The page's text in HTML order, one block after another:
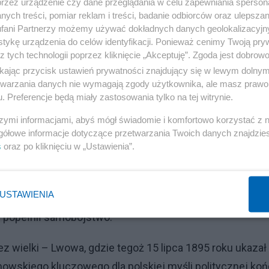
naszych zmagań z Krzyżakami (czyli de facto
właśnie z Krakowem. Właśnie tam 15 lipca 1888
co było wielką zasługą Władysława Marcjana
pedagoga, specjalisty muzyki poważnej,
„ojciec chrzestny”, jak wspomniałem, krakowskiej
z zawodu lekarza Tadeusza Boya-Żeleńskiego,
w 1941 roku. Miał też dwóch innych synów,
właściciel i szef pierwszego w historii Krakowa
do dziś w budynku tej fabryczki mieści się Muzeum
jako oficer ordynansowy polskiego
Drugi syn- Edward Żeleński urzędnik bankowy i
samobójstwo.
wielki – Lwowa, gdzie tegoż 15 lipca 1895 roku ukazał
kluczowego dla polskiej myśli politycznej
treści, pomiar reklam i treści, badanie odbiorców oraz
Partnerzy możemy używać dokładnych danych
urządzenia do celów identyfikacji. Ponieważ cenimy Twoją
tych technologii poprzez kliknięcie „Akceptuję”. Zgoda jest
przycisk ustawień prywatności znajdujący się w lewym
danych nie wymagają zgody użytkownika, ale masz
Preferencje będą miały zastosowania tylko na tej witrynie.
informacjami, abyś mógł świadomie i komfortowo korzystać z
informacje dotyczące przetwarzania Twoich danych
oraz po kliknięciu w „Ustawienia”.
USTAWIENIA